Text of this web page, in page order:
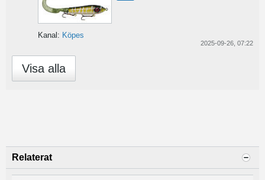
Kanal: Köpes
2025-09-26, 07:22
Visa alla
Relaterat